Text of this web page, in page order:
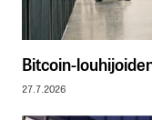
Bitcoin-
27.7.2026